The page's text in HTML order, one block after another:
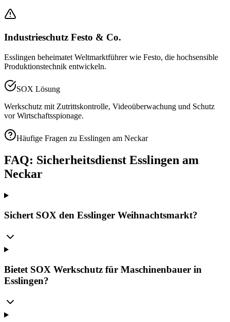
Industrieschutz Festo & Co.
Esslingen beheimatet Weltmarktführer wie Festo, die hochsensible
Produktionstechnik entwickeln.
SOX Lösung
Werkschutz mit Zutrittskontrolle, Videoüberwachung und Schutz
vor Wirtschaftsspionage.
Häufige Fragen zu Esslingen am Neckar
FAQ: Sicherheitsdienst Esslingen am
Neckar
Sichert SOX den Esslinger Weihnachtsmarkt?
Bietet SOX Werkschutz für Maschinenbauer in
Esslingen?